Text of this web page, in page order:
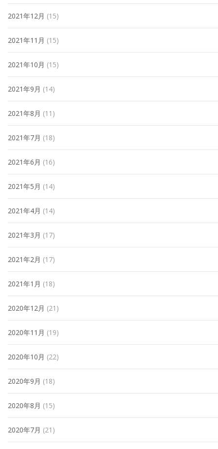
2021年12月 (15)
2021年11月 (15)
2021年10月 (15)
2021年9月 (14)
2021年8月 (11)
2021年7月 (18)
2021年6月 (16)
2021年5月 (14)
2021年4月 (14)
2021年3月 (17)
2021年2月 (17)
2021年1月 (18)
2020年12月 (21)
2020年11月 (19)
2020年10月 (22)
2020年9月 (18)
2020年8月 (15)
2020年7月 (21)